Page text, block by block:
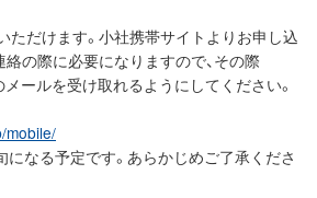
ただけます。小社携帯サイトよりお申し込
の際に必要になりますので、その際
メールを受け取れるようにしてください。
mobile/
なる予定です。あらかじめご了承くださ